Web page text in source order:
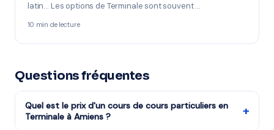
latin… Les options de Terminale sont souvent …
10 min de lecture
Questions fréquentes
Quel est le prix d'un cours de cours particuliers en
Terminale à Amiens ?
+